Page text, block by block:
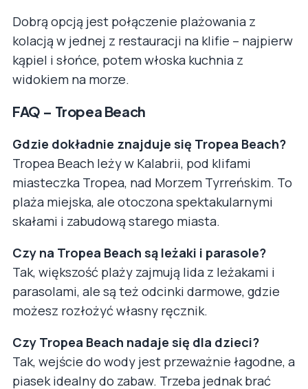
Dobrą opcją jest połączenie plażowania z
kolacją w jednej z restauracji na klifie – najpierw
kąpiel i słońce, potem włoska kuchnia z
widokiem na morze.
FAQ – Tropea Beach
Gdzie dokładnie znajduje się Tropea Beach?
Tropea Beach leży w Kalabrii, pod klifami
miasteczka Tropea, nad Morzem Tyrreńskim. To
plaża miejska, ale otoczona spektakularnymi
skałami i zabudową starego miasta.
Czy na Tropea Beach są leżaki i parasole?
Tak, większość plaży zajmują lida z leżakami i
parasolami, ale są też odcinki darmowe, gdzie
możesz rozłożyć własny ręcznik.
Czy Tropea Beach nadaje się dla dzieci?
Tak, wejście do wody jest przeważnie łagodne, a
piasek idealny do zabaw. Trzeba jednak brać